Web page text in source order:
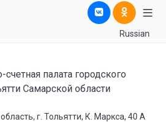
Russian
палата городского
Самарской области
г. Тольятти, К. Маркса, 40 А